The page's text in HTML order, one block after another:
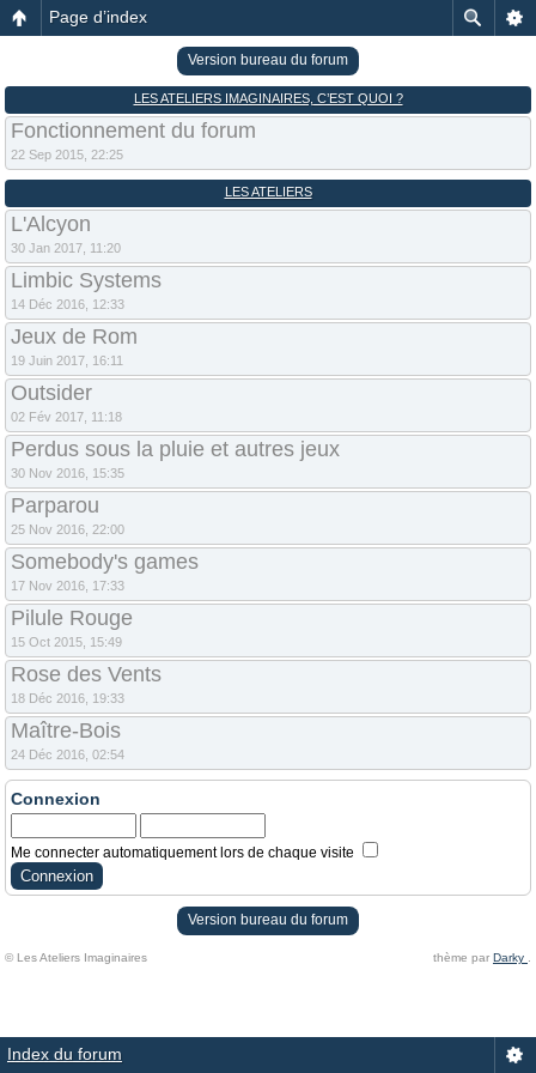
Page d’index
Version bureau du forum
LES ATELIERS IMAGINAIRES, C’EST QUOI ?
Fonctionnement du forum
22 Sep 2015, 22:25
LES ATELIERS
L'Alcyon
30 Jan 2017, 11:20
Limbic Systems
14 Déc 2016, 12:33
Jeux de Rom
19 Juin 2017, 16:11
Outsider
02 Fév 2017, 11:18
Perdus sous la pluie et autres jeux
30 Nov 2016, 15:35
Parparou
25 Nov 2016, 22:00
Somebody's games
17 Nov 2016, 17:33
Pilule Rouge
15 Oct 2015, 15:49
Rose des Vents
18 Déc 2016, 19:33
Maître-Bois
24 Déc 2016, 02:54
Connexion
Me connecter automatiquement lors de chaque visite
Version bureau du forum
© Les Ateliers Imaginaires thème par Darky
Index du forum